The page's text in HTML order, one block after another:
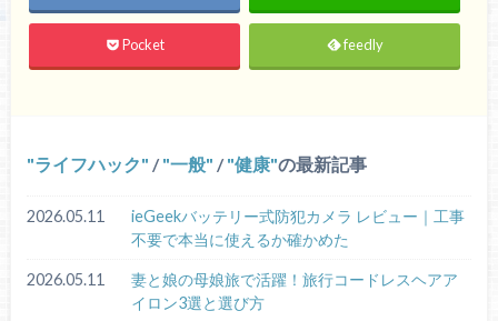
Pocket feedly
ライフハック / 一般 / 健康 の最新記事
2026.05.11
ieGeekバッテリー式防犯カメラ レビュー｜工事
不要で本当に使えるか確かめた
2026.05.11
妻と娘の母娘旅で活躍！旅行コードレスヘアア
イロン3選と選び方